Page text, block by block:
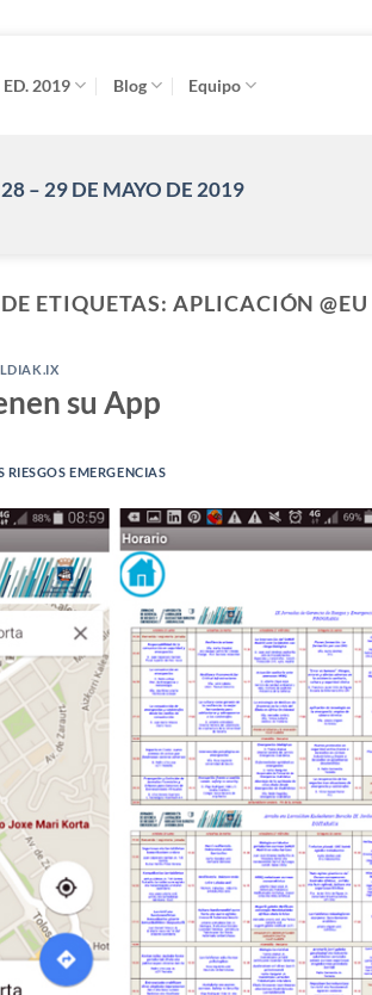
ED. 2019 Blog Equipo
28 – 29 DE MAYO DE 2019
ETIQUETAS:APLICACIÓN @EU
su App
RIESGOS EMERGENCIAS